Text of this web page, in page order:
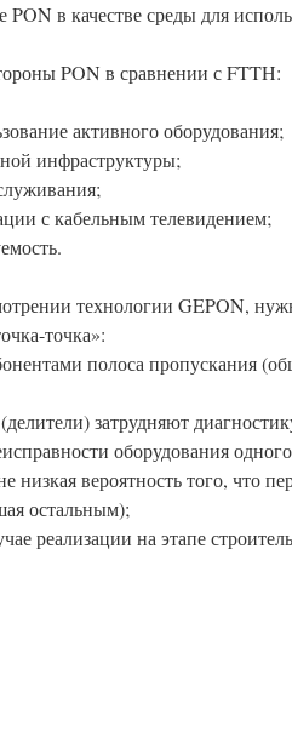
в качестве среды для
PON в сравнении с FTTH:
активного оборудования;
инфраструктуры;
с кабельным телевидением;
технологии GEPON,
точка»:
полоса пропускания
затрудняют
оборудования
низкая вероятность того, что
остальным);
реализации на этапе